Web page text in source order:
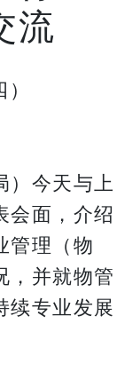
流
）今天与上
会面，介绍
管理（物
，并就物管
续专业发展